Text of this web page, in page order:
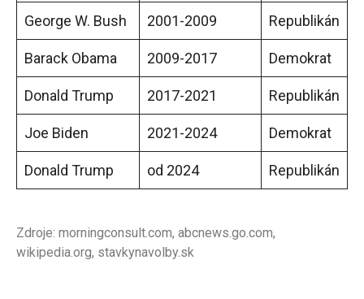
George W. Bush 2001-2009 Republikán
Barack Obama 2009-2017 Demokrat
Donald Trump 2017-2021 Republikán
Joe Biden 2021-2024 Demokrat
Donald Trump od 2024 Republikán
Zdroje: morningconsult.com, abcnews.go.com,
wikipedia.org, stavkynavolby.sk